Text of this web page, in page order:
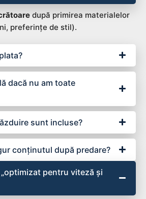
după primirea materialelor
preferințe de stil).
dacă nu am toate
sunt incluse?
conținutul după predare?
pentru viteză și